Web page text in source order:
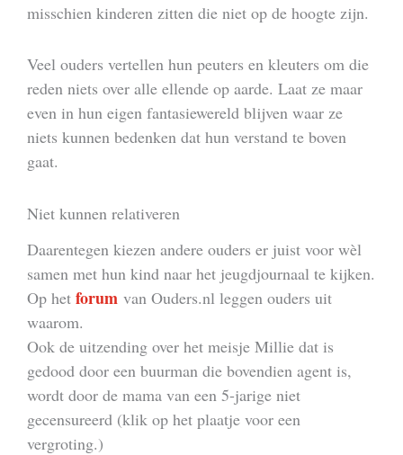
misschien kinderen zitten die niet op de hoogte zijn.
Veel ouders vertellen hun peuters en kleuters om die
reden niets over alle ellende op aarde. Laat ze maar
even in hun eigen fantasiewereld blijven waar ze
niets kunnen bedenken dat hun verstand te boven
gaat.
Niet kunnen relativeren
Daarentegen kiezen andere ouders er juist voor wèl
samen met hun kind naar het jeugdjournaal te kijken.
Op het forum van Ouders.nl leggen ouders uit
waarom.
Ook de uitzending over het meisje Millie dat is
gedood door een buurman die bovendien agent is,
wordt door de mama van een 5-jarige niet
gecensureerd (klik op het plaatje voor een
vergroting.)